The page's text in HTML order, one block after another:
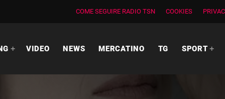
COME SEGUIRE RADIO TSN COOKIES
VIDEO NEWS MERCATINO TG SPORT